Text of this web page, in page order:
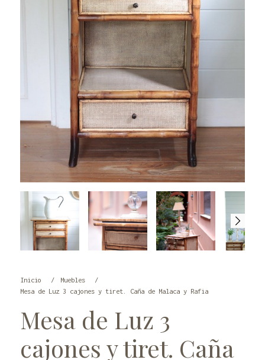
Inicio
Muebles
Mesa de Luz 3 cajones y tiret. Caña de Malaca y Rafia
Mesa de Luz 3
cajones y tiret. Caña